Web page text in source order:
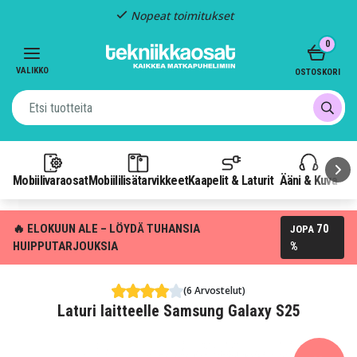
Nopeat toimitukset
VALIKKO
MobiilivaraosatMobiililisätarvikkeetKaapelit & Laturit Ääni & Kuva
0
OSTOSKORI
🔥 ELOKUUN ALE – LÖYDÄ TUHANSIA
HUIPPUTARJOUKSIA
JOPA 70
%
(6 Arvostelut)
Laturi laitteelle Samsung Galaxy S25